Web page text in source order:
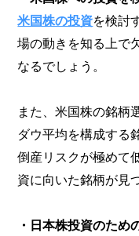
米国株の投資を検討
場の動きを知る上で
なるでしょう。
また、米国株の銘柄
ダウ平均を構成する
倒産リスクが極めて
資に向いた銘柄が見
・日本株投資のため